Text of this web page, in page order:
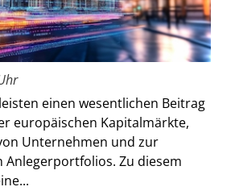
einen wesentlichen Beitrag
europäischen Kapitalmärkte,
Unternehmen und zur
Anlegerportfolios. Zu diesem